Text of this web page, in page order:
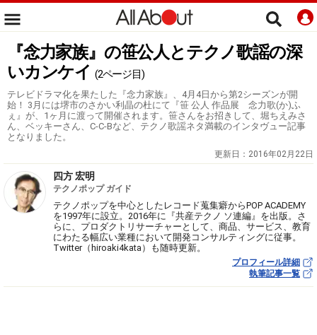
『念力家族』の笹公人とテクノ歌謡の深
いカンケイ (2ページ目)
テレビドラマ化を果たした『念力家族』、4月4日から第2シーズンが開
始！ 3月には堺市のさかい利晶の杜にて『笹 公人 作品展 念力歌(か)ふ
ぇ』が、1ヶ月に渡って開催されます。笹さんをお招きして、堀ちえみさ
ん、ベッキーさん、C-C-Bなど、テクノ歌謡ネタ満載のインタヴュー記事
となりました。
更新日： 2016年02月22日
四方 宏明
テクノポップ ガイド
テクノポップを中心としたレコード蒐集癖からPOP ACADEMY
を1997年に設立。2016年に『共産テクノ ソ連編』を出版。さ
らに、プロダクトリサーチャーとして、商品、サービス、教育
にわたる幅広い業種において開発コンサルティングに従事。
Twitter（hiroaki4kata）も随時更新。
プロフィール詳細
執筆記事一覧